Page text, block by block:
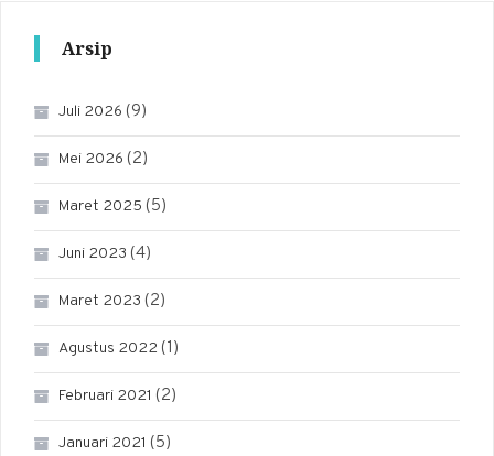
Arsip
Juli 2026 (9)
Mei 2026 (2)
Maret 2025 (5)
Juni 2023 (4)
Maret 2023 (2)
Agustus 2022 (1)
Februari 2021 (2)
Januari 2021 (5)